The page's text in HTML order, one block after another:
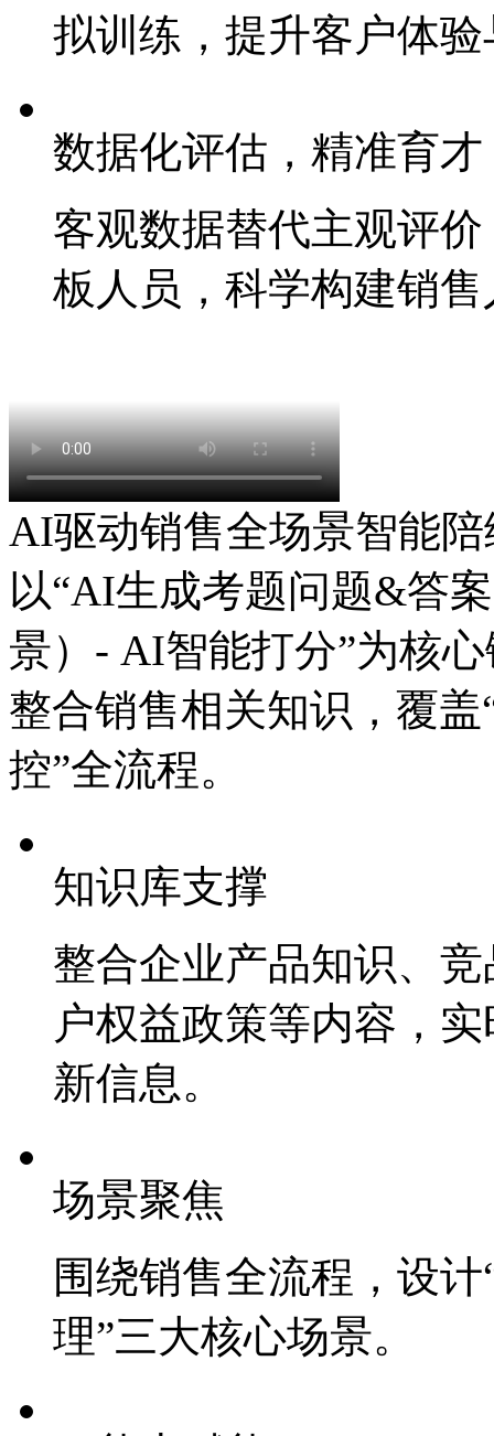
拟训练，提升客户体
数据化评估，精准育才
客观数据替代主观评价
板人员，科学构建销
AI驱动销售全场景智能陪
以“AI生成考题问题&答
景）- AI智能打分”为核心链
整合销售相关知识，
控”全流程。
知识库支撑
整合企业产品知识、竞
户权益政策等内容，
新信息。
场景聚焦
围绕销售全流程，设
理”三大核心场景。